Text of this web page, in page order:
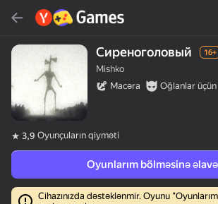
Oyun və ya janrı tap
Yandex Games
Tövsiyə edilir
Сиреноголовый 16+
Mishko
Macəra
Oğlanlar üçün
3,9 Oyunçuların qiyməti
Oyunlarım bölməsinə
Cihazınızda dəstəklənmir. Oyunu